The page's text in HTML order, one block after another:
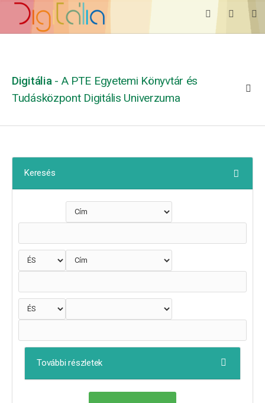
Digitália - A PTE Egyetemi Könyvtár és
Tudásközpont Digitális Univerzuma
Keresés
További részletek